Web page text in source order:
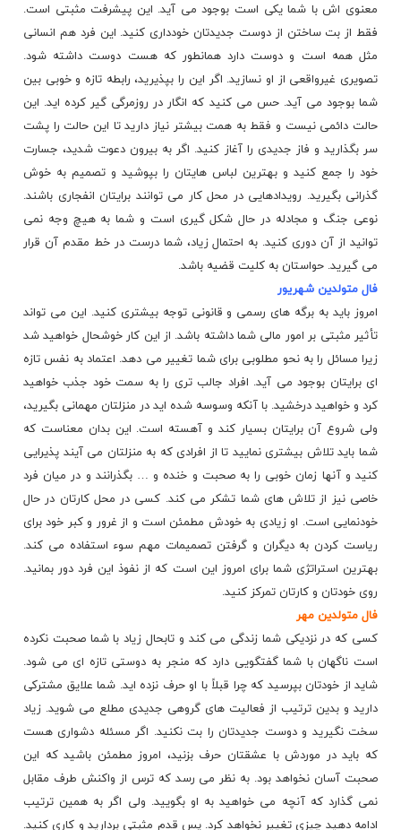
معنوی اش با شما یکی است بوجود می آید. این پیشرفت مثبتی است.
فقط از بت ساختن از دوست جدیدتان خودداری کنید. این فرد هم انسانی
مثل همه است و دوست دارد همانطور که هست دوست داشته شود.
تصویری غیرواقعی از او نسازید. اگر این را بپذیرید، رابطه تازه و خوبی بین
شما بوجود می آید. حس می کنید که انگار در روزمرگی گیر کرده اید. این
حالت دائمی نیست و فقط به همت بیشتر نیاز دارید تا این حالت را پشت
سر بگذارید و فاز جدیدی را آغاز کنید. اگر به بیرون دعوت شدید، جسارت
خود را جمع کنید و بهترین لباس هایتان را بپوشید و تصمیم به خوش
گذرانی بگیرید. رویدادهایی در محل کار می توانند برایتان انفجاری باشند.
نوعی جنگ و مجادله در حال شکل گیری است و شما به هیچ وجه نمی
توانید از آن دوری کنید. به احتمال زیاد، شما درست در خط مقدم آن قرار
می گیرید. حواستان به کلیت قضیه باشد.
فال متولدین شهریور
امروز باید به برگه های رسمی و قانونی توجه بیشتری کنید. این می تواند
تأثیر مثبتی بر امور مالی شما داشته باشد. از این کار خوشحال خواهید شد
زیرا مسائل را به نحو مطلوبی برای شما تغییر می دهد. اعتماد به نفس تازه
ای برایتان بوجود می آید. افراد جالب تری را به سمت خود جذب خواهید
کرد و خواهید درخشید. با آنکه وسوسه شده اید در منزلتان مهمانی بگیرید،
ولی شروع آن برایتان بسیار کند و آهسته است. این بدان معناست که
شما باید تلاش بیشتری نمایید تا از افرادی که به منزلتان می آیند پذیرایی
کنید و آنها زمان خوبی را به صحبت و خنده و … بگذرانند و در میان فرد
خاصی نیز از تلاش های شما تشکر می کند. کسی در محل کارتان در حال
خودنمایی است. او زیادی به خودش مطمئن است و از غرور و کبر خود برای
ریاست کردن به دیگران و گرفتن تصمیمات مهم سوء استفاده می کند.
بهترین استراتژی شما برای امروز این است که از نفوذ این فرد دور بمانید.
روی خودتان و کارتان تمرکز کنید.
فال متولدین مهر
کسی که در نزدیکی شما زندگی می کند و تابحال زیاد با شما صحبت نکرده
است ناگهان با شما گفتگویی دارد که منجر به دوستی تازه ای می شود.
شاید از خودتان بپرسید که چرا قبلاً با او حرف نزده اید. شما علایق مشترکی
دارید و بدین ترتیب از فعالیت های گروهی جدیدی مطلع می شوید. زیاد
سخت نگیرید و دوست جدیدتان را بت نکنید. اگر مسئله دشواری هست
که باید در موردش با عشقتان حرف بزنید، امروز مطمئن باشید که این
صحبت آسان نخواهد بود. به نظر می رسد که ترس از واکنش طرف مقابل
نمی گذارد که آنچه می خواهید به او بگویید. ولی اگر به همین ترتیب
ادامه دهید چیزی تغییر نخواهد کرد. پس قدم مثبتی بردارید و کاری کنید.